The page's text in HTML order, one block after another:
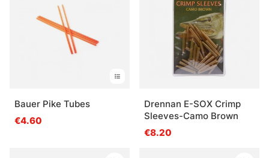
Bauer Pike Tubes
€4.60
Drennan E-SOX Crimp
Sleeves-Camo Brown
€8.20